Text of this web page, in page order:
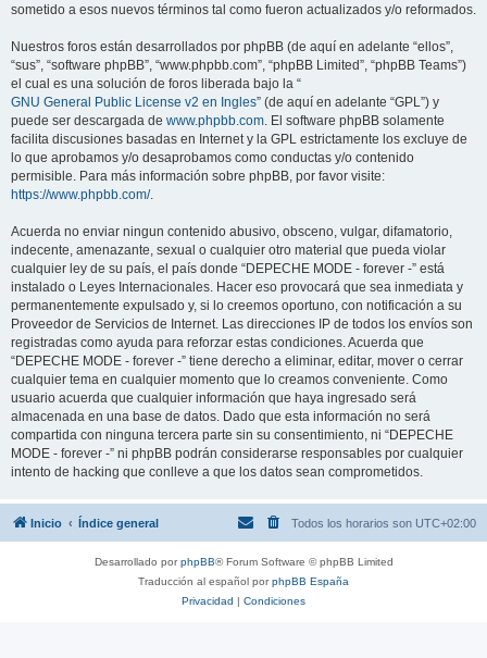
sometido a esos nuevos términos tal como fueron actualizados y/o reformados.
Nuestros foros están desarrollados por phpBB (de aquí en adelante “ellos”,
“sus”, “software phpBB”, “www.phpbb.com”, “phpBB Limited”, “phpBB Teams”)
el cual es una solución de foros liberada bajo la “
GNU General Public License v2 en Ingles” (de aquí en adelante “GPL”) y
puede ser descargada de www.phpbb.com. El software phpBB solamente
facilita discusiones basadas en Internet y la GPL estrictamente los excluye de
lo que aprobamos y/o desaprobamos como conductas y/o contenido
permisible. Para más información sobre phpBB, por favor visite:
https://www.phpbb.com/.
Acuerda no enviar ningun contenido abusivo, obsceno, vulgar, difamatorio,
indecente, amenazante, sexual o cualquier otro material que pueda violar
cualquier ley de su país, el país donde “DEPECHE MODE - forever -” está
instalado o Leyes Internacionales. Hacer eso provocará que sea inmediata y
permanentemente expulsado y, si lo creemos oportuno, con notificación a su
Proveedor de Servicios de Internet. Las direcciones IP de todos los envíos son
registradas como ayuda para reforzar estas condiciones. Acuerda que
“DEPECHE MODE - forever -” tiene derecho a eliminar, editar, mover o cerrar
cualquier tema en cualquier momento que lo creamos conveniente. Como
usuario acuerda que cualquier información que haya ingresado será
almacenada en una base de datos. Dado que esta información no será
compartida con ninguna tercera parte sin su consentimiento, ni “DEPECHE
MODE - forever -” ni phpBB podrán considerarse responsables por cualquier
intento de hacking que conlleve a que los datos sean comprometidos.
Inicio Índice general Todos los horarios son UTC+02:00
Desarrollado porphpBB® Forum Software © phpBB Limited
Traducción al español porphpBB España
Privacidad | Condiciones